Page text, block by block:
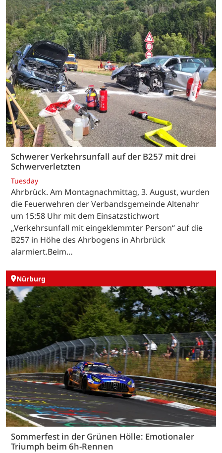
Schwerer Verkehrsunfall auf der B257 mit drei
Schwerverletzten
Tuesday
Ahrbrück. Am Montagnachmittag, 3. August, wurden
die Feuerwehren der Verbandsgemeinde Altenahr
um 15:58 Uhr mit dem Einsatzstichwort
„Verkehrsunfall mit eingeklemmter Person“ auf die
B257 in Höhe des Ahrbogens in Ahrbrück
alarmiert.Beim…
Nürburg
Sommerfest in der Grünen Hölle: Emotionaler
Triumph beim 6h-Rennen